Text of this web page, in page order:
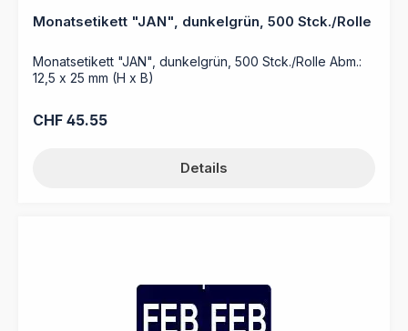
Monatsetikett "JAN", dunkelgrün, 500 Stck./Rolle
Monatsetikett "JAN", dunkelgrün, 500 Stck./Rolle Abm.:
12,5 x 25 mm (H x B)
Regulärer Preis:
CHF 45.55
Details